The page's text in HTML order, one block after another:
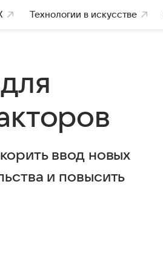
Технологии в искусстве
ввод новых
и повысить